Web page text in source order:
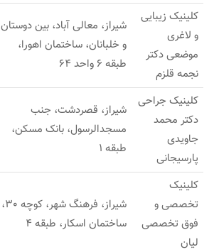
کلینیک زیبایی
و لاغری
موضعی دکتر
نجمه قلزم
شیراز، معالی آباد، بین دوستان
و خلبانان، ساختمان اهورا،
طبقه 6 واحد 64
کلینیک جراحی
دکتر محمد
جاویدی
پارسیجانی
شیراز، قصردشت، جنب
مسجدالرسول، بانک مسكن،
طبقه 1
کلینیک
تخصصی و
فوق تخصصی
لیان
شیراز، فرهنگ شهر، کوچه 30،
ساختمان اسکار، طبقه 4